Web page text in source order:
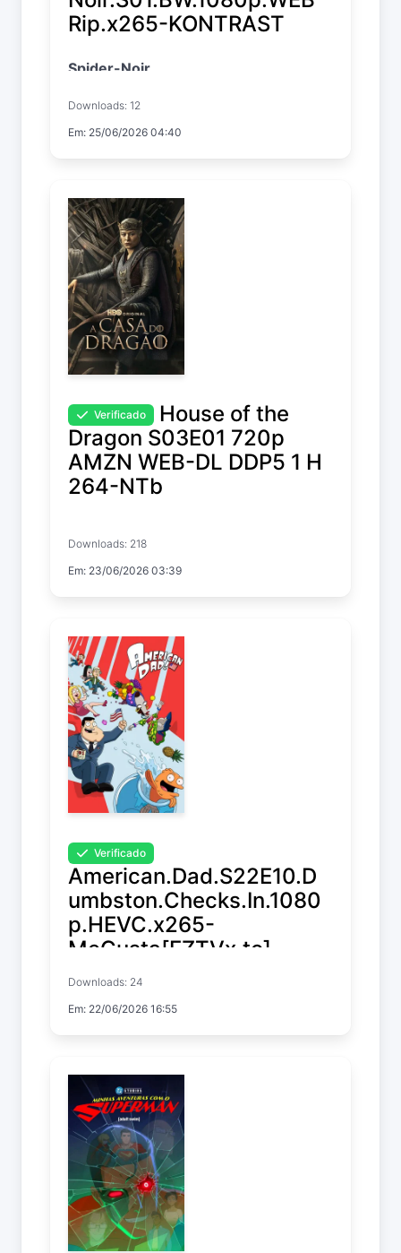
Rip.x265-KONTRAST
Spider-Noir
Downloads: 12
Em: 25/06/2026 04:40
Verificado House of the
Dragon S03E01 720p
AMZN WEB-DL DDP5 1 H
264-NTb
Temp. 3 EP. 1
Downloads: 218
Em: 23/06/2026 03:39
Verificado
American.Dad.S22E10.D
umbston.Checks.In.1080
p.HEVC.x265-
MeGusta[EZTVx.to]
Temp. 22 EP. 10
Downloads: 24
Em: 22/06/2026 16:55